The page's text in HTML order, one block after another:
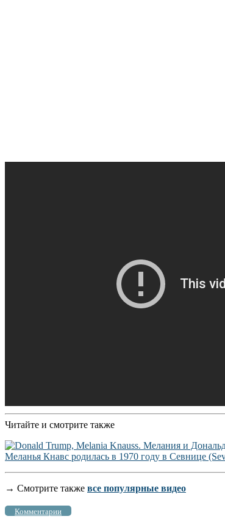
Читайте и смотрите также
Меланья Кнавс родилась в 1970 году в Севнице
→ Смотрите также все популярные видео
Комментарии